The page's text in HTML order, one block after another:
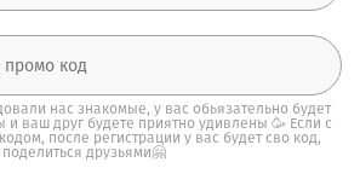
нас знакомые, у вас обьязательно будет
и ваш друг будете приятно удивлены 🥳 Если с
после регистрации у вас будет сво код,
друзьями🤗